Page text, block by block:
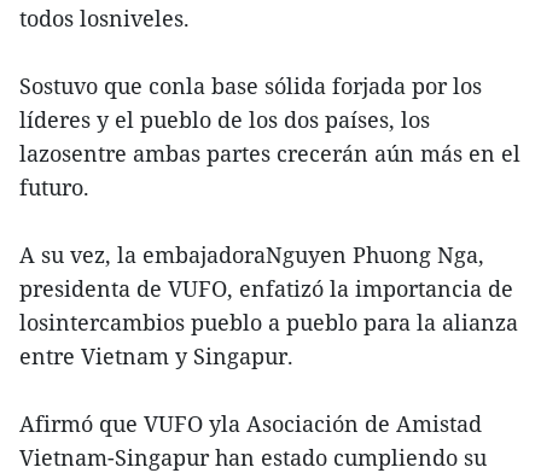
todos losniveles.
Sostuvo que conla base sólida forjada por los
líderes y el pueblo de los dos países, los
lazosentre ambas partes crecerán aún más en el
futuro.
A su vez, la embajadoraNguyen Phuong Nga,
presidenta de VUFO, enfatizó la importancia de
losintercambios pueblo a pueblo para la alianza
entre Vietnam y Singapur.
Afirmó que VUFO yla Asociación de Amistad
Vietnam-Singapur han estado cumpliendo su